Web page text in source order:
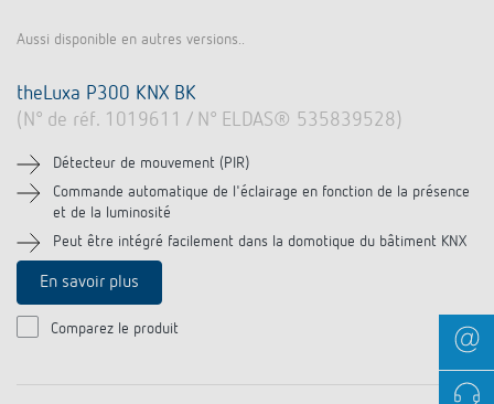
Aussi disponible en autres versions..
theLuxa P300 KNX BK
(N° de réf. 1019611 / N° ELDAS® 535839528)
Détecteur de mouvement (PIR)
Commande automatique de l'éclairage en fonction de la présence
et de la luminosité
Peut être intégré facilement dans la domotique du bâtiment KNX
En savoir plus
Comparez le produit